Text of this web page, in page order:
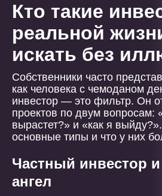
Кто такие
реальной
искать без
Собственники часто
как человека с чемоданом
инвестор — это фильтр. Он
проектов по двум вопросам:
вырастет?» и «как я
основные типы и что у них
Частный инвестор и
ангел